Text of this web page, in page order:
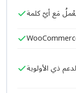
مَع أيّ كلمة
ذي الأولوية